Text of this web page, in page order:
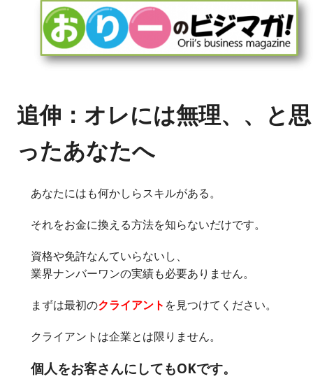
追伸：オレには無理、、と思
ったあなたへ
あなたにはも何かしらスキルがある。
それをお金に換える方法を知らないだけです。
資格や免許なんていらないし、
業界ナンバーワンの実績も必要ありません。
まずは最初のクライアント を見つけてください。
クライアントは企業とは限りません。
個人をお客さんにしてもOKです。